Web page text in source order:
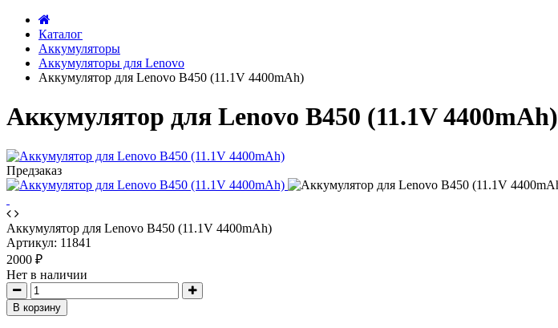
Каталог
Аккумуляторы
Аккумуляторы для Lenovo
Аккумулятор для Lenovo B450 (11.1V 4400mAh)
Аккумулятор для Lenovo B450 (11.1V 4400mAh)
Предзаказ
Аккумулятор для Lenovo B450 (11.1V 4400mAh)
Артикул: 11841
2000 ₽
Нет в наличии
В корзину